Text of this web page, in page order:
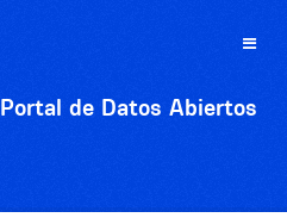
Toggle
Portal de Datos Abiertos